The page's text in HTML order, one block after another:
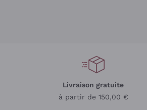
Livraison gratuite
à partir de 150,00 €